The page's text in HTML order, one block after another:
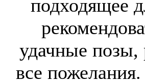
подходящее
удачные позы,
все